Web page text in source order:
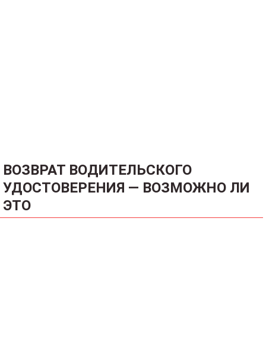
ВОЗВРАТ ВОДИТЕЛЬСКОГО
УДОСТОВЕРЕНИЯ — ВОЗМОЖНО ЛИ
ЭТО